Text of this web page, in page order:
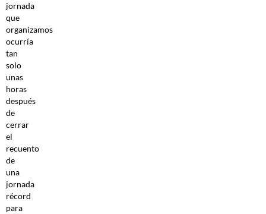
jornada
que
organizamos
ocurría
tan
solo
unas
horas
después
de
cerrar
el
recuento
de
una
jornada
récord
para